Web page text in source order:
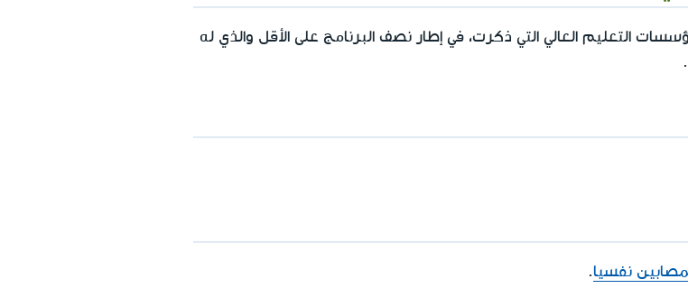
التعليم العالي التي ذكرت، في إطار نصف البرنامج على الأقل والذي له
.
نفسيا.